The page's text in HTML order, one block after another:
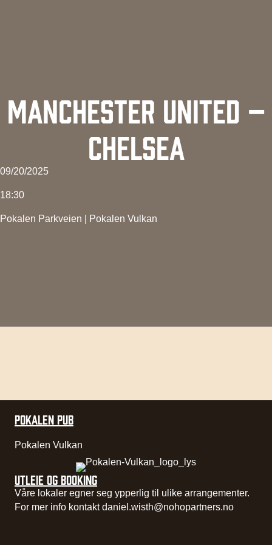
MANCHESTER UNITED –
CHELSEA
09/20/2025
18:30
Pokalen Parkveien Pokalen Vulkan
POKALEN PUB
Pokalen Vulkan
UTLEIE OG BOOKING
Våre lokaler egner seg ypperlig til ulike arrangementer.
For mer info kontaktdaniel.wisth@nohopartners.no